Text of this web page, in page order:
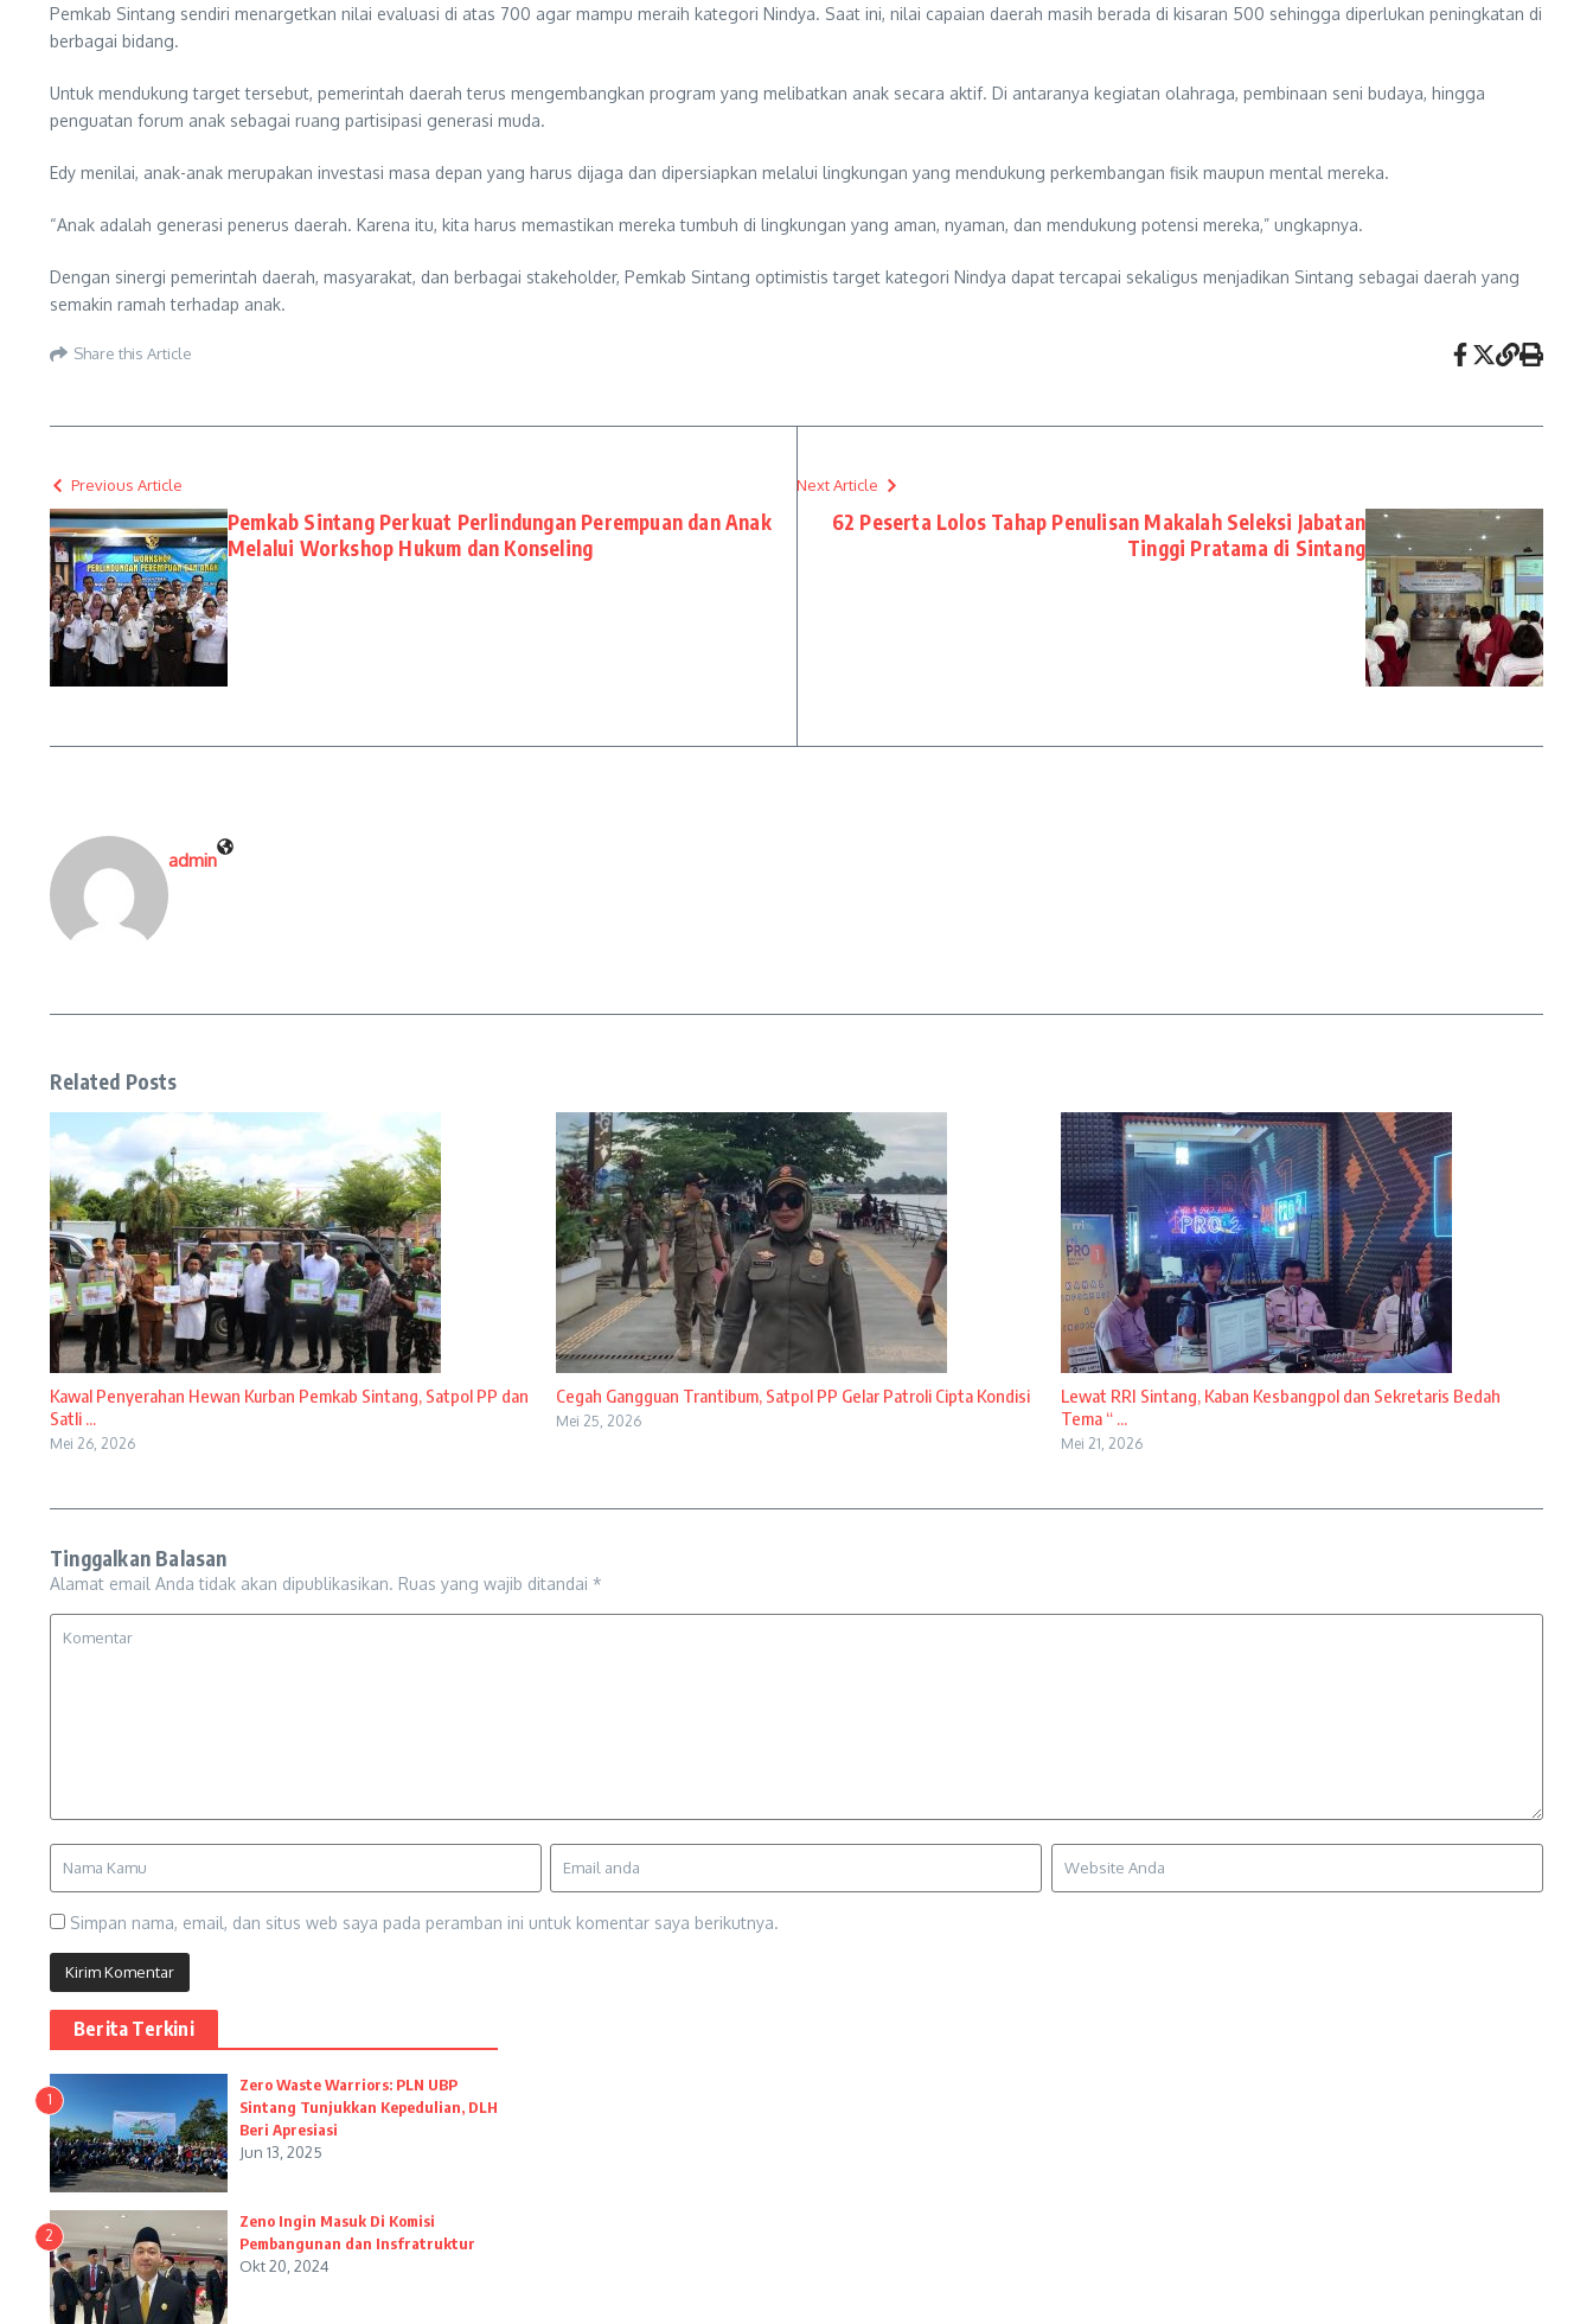
Pemkab Sintang sendiri menargetkan nilai evaluasi di atas 700 agar mampu meraih kategori Nindya. Saat ini, nilai capaian daerah masih berada di kisaran 500 sehingga diperlukan peningkatan di
berbagai bidang.
Untuk mendukung target tersebut, pemerintah daerah terus mengembangkan program yang melibatkan anak secara aktif. Di antaranya kegiatan olahraga, pembinaan seni budaya, hingga
penguatan forum anak sebagai ruang partisipasi generasi muda.
Edy menilai, anak-anak merupakan investasi masa depan yang harus dijaga dan dipersiapkan melalui lingkungan yang mendukung perkembangan fisik maupun mental mereka.
“Anak adalah generasi penerus daerah. Karena itu, kita harus memastikan mereka tumbuh di lingkungan yang aman, nyaman, dan mendukung potensi mereka,” ungkapnya.
Dengan sinergi pemerintah daerah, masyarakat, dan berbagai stakeholder, Pemkab Sintang optimistis target kategori Nindya dapat tercapai sekaligus menjadikan Sintang sebagai daerah yang
semakin ramah terhadap anak.
Share this Article
Previous Article
Pemkab Sintang Perkuat Perlindungan Perempuan dan Anak
Melalui Workshop Hukum dan Konseling
Next Article
62 Peserta Lolos Tahap Penulisan Makalah Seleksi Jabatan
Tinggi Pratama di Sintang
admin
Related Posts
Kawal Penyerahan Hewan Kurban Pemkab Sintang, Satpol PP dan
Satli ...
Mei 26, 2026
Cegah Gangguan Trantibum, Satpol PP Gelar Patroli Cipta Kondisi
Mei 25, 2026
Lewat RRI Sintang, Kaban Kesbangpol dan Sekretaris Bedah
Tema “ ...
Mei 21, 2026
Tinggalkan Balasan
Alamat email Anda tidak akan dipublikasikan. Ruas yang wajib ditandai *
Simpan nama, email, dan situs web saya pada peramban ini untuk komentar saya berikutnya.
Berita Terkini
1
Zero Waste Warriors: PLN UBP
Sintang Tunjukkan Kepedulian, DLH
Beri Apresiasi
Jun 13, 2025
2
Zeno Ingin Masuk Di Komisi
Pembangunan dan Insfratruktur
Okt 20, 2024